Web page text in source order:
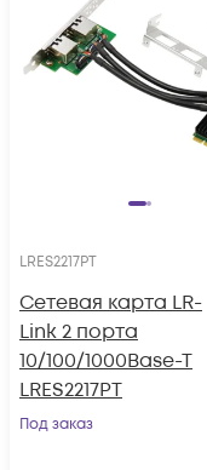
LRES2217PT
Сетевая карта LR-
Link 2 порта
10/100/1000Base-T
LRES2217PT
Под заказ